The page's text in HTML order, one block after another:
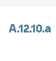
A.12.10.a